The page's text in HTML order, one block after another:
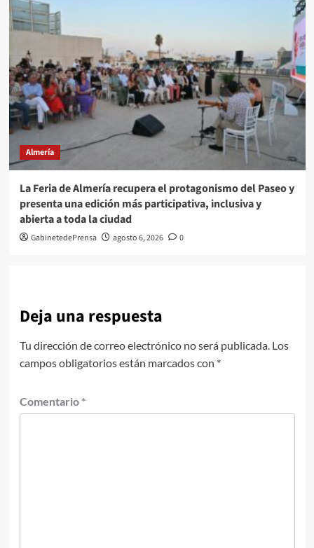
Almería
La Feria de Almería recupera el protagonismo del Paseo y
presenta una edición más participativa, inclusiva y
abierta a toda la ciudad
GabinetedePrensa agosto 6, 2026 0
Deja una respuesta
Tu dirección de correo electrónico no será publicada. Los
campos obligatorios están marcados con *
Comentario *